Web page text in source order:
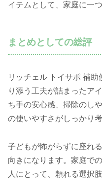
イテムとして、家庭に一
まとめとしての総評
リッチェル トイサポ 補
り添う工夫が詰まったア
ち手の安心感、掃除のし
の使いやすさがしっかり
子どもが怖がらずに座れ
向きになります。家庭で
人にとって、頼れる選択